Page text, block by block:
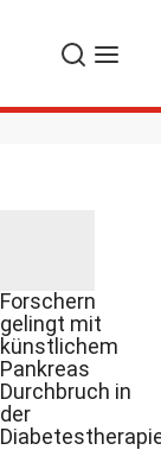
Suche
Forschern
gelingt mit
künstlichem
Pankreas
Durchbruch in
der